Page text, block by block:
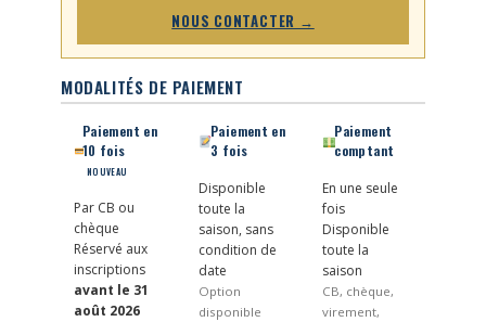
NOUS CONTACTER →
MODALITÉS DE PAIEMENT
Paiement en
10 fois
NOUVEAU
Par CB ou
chèque
Réservé aux
inscriptions
avant le 31
août 2026
Paiement en
3 fois
Disponible
toute la
saison, sans
condition de
date
Option
disponible
Paiement
comptant
En une seule
fois
Disponible
toute la
saison
CB, chèque,
virement,